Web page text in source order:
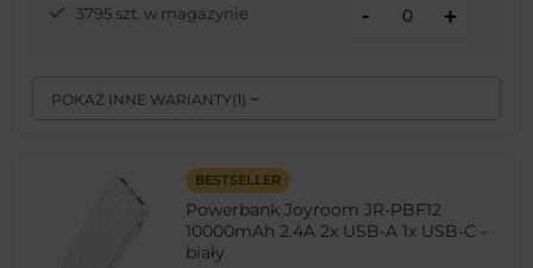
POKAŻ INNE WARIANTY( 1)
3795 szt. w magazynie - +
BESTSELLER
Powerbank Joyroom JR-PBF12
10000mAh 2.4A 2x USB-A 1x USB-C -
biały